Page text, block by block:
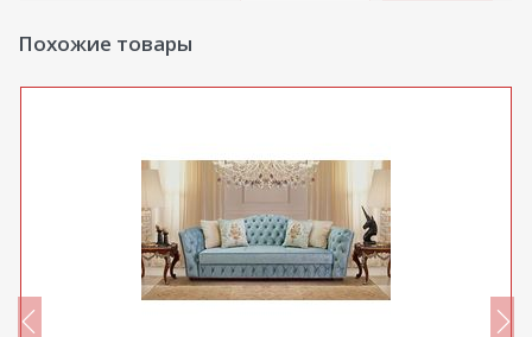
Похожие товары